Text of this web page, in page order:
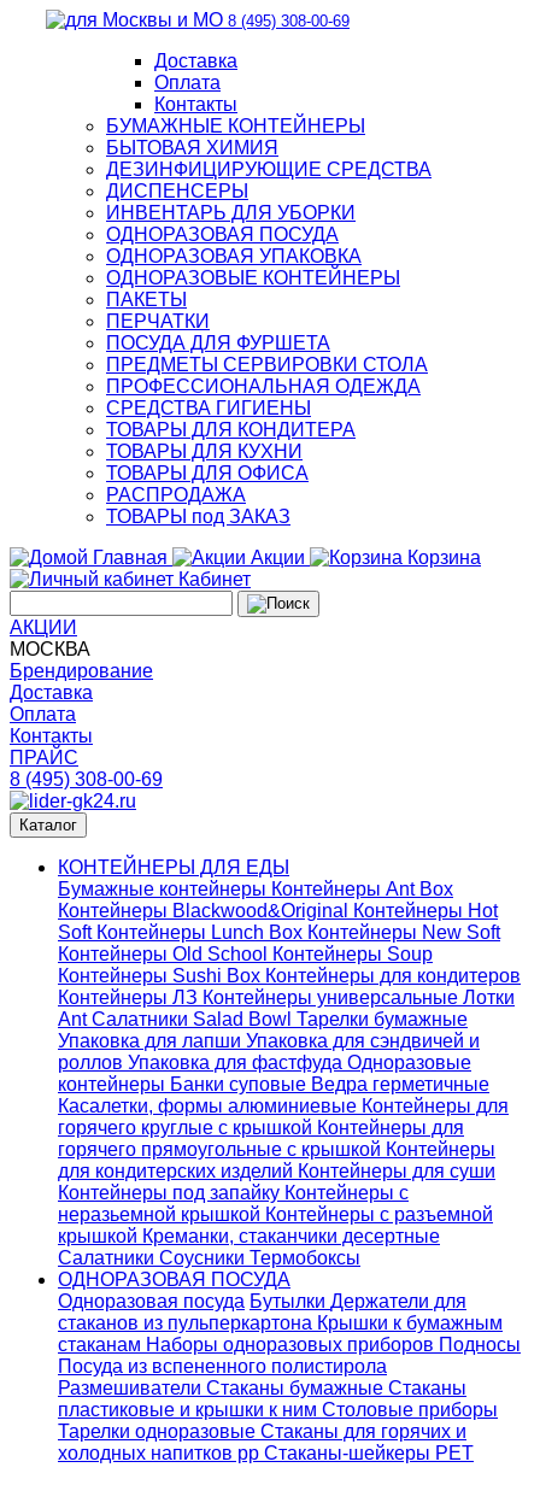
8 (495) 308-00-69
Доставка
Оплата
Контакты
БУМАЖНЫЕ КОНТЕЙНЕРЫ
БЫТОВАЯ ХИМИЯ
ДЕЗИНФИЦИРУЮЩИЕ СРЕДСТВА
ДИСПЕНСЕРЫ
ИНВЕНТАРЬ ДЛЯ УБОРКИ
ОДНОРАЗОВАЯ ПОСУДА
ОДНОРАЗОВАЯ УПАКОВКА
ОДНОРАЗОВЫЕ КОНТЕЙНЕРЫ
ПАКЕТЫ
ПЕРЧАТКИ
ПОСУДА ДЛЯ ФУРШЕТА
ПРЕДМЕТЫ СЕРВИРОВКИ СТОЛА
ПРОФЕССИОНАЛЬНАЯ ОДЕЖДА
СРЕДСТВА ГИГИЕНЫ
ТОВАРЫ ДЛЯ КОНДИТЕРА
ТОВАРЫ ДЛЯ КУХНИ
ТОВАРЫ ДЛЯ ОФИСА
РАСПРОДАЖА
ТОВАРЫ под ЗАКАЗ
Главная
Акции
Корзина
Кабинет
АКЦИИ
МОСКВА
Брендирование
Доставка
Оплата
Контакты
ПРАЙС
8 (495) 308-00-69
Каталог
КОНТЕЙНЕРЫ ДЛЯ ЕДЫ
Бумажные контейнеры Контейнеры Ant Box
Контейнеры Blackwood&Original
Контейнеры Hot
Soft Контейнеры Lunch Box Контейнеры New Soft
Контейнеры Old School Контейнеры Soup
Контейнеры Sushi Box Контейнеры для кондитеров
Контейнеры ЛЗ Контейнеры универсальные Лотки
AntСалатники Salad Bowl Тарелки бумажные
Упаковка для лапши Упаковка для сэндвичей и
роллов Упаковка для фастфуда Одноразовые
контейнеры Банки суповые Ведра герметичные
Касалетки, формы алюминиевые Контейнеры для
горячего круглые с крышкой Контейнеры для
горячего прямоугольные с крышкой Контейнеры
для кондитерских изделий Контейнеры для суши
Контейнеры под запайку Контейнеры с
неразьемной крышкой Контейнеры с разъемной
крышкой Креманки, стаканчики десертные
Салатники Соусники Термобоксы
ОДНОРАЗОВАЯ ПОСУДА
Одноразовая посуда Бутылки Держатели для
стаканов из пульперкартона Крышки к бумажным
стаканам Наборы одноразовых приборов Подносы
Посуда из вспененного полистирола
Размешиватели Стаканы бумажные Стаканы
пластиковые и крышки к ним Столовые приборы
Тарелки одноразовые Стаканы для горячих и
холодных напитков pp Стаканы-шейкеры PET